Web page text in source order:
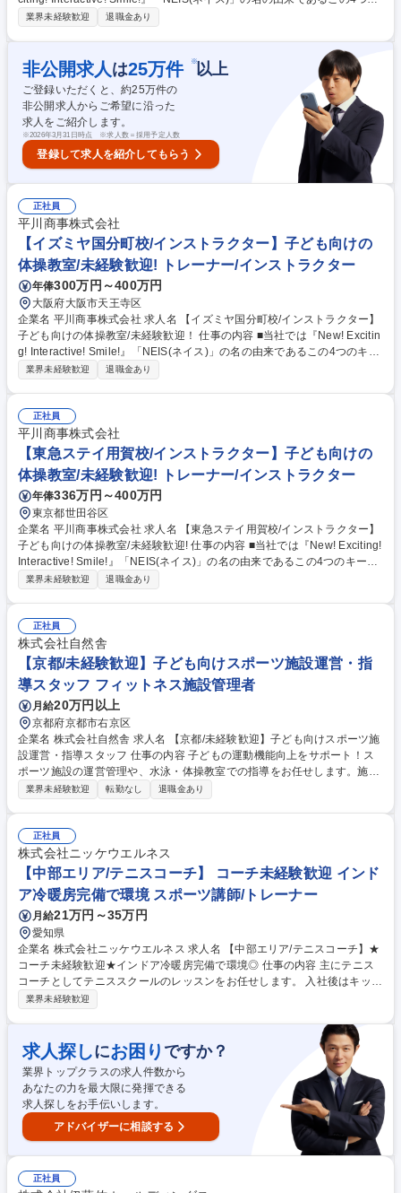
キーワードを合言葉に、心と体の健康作りのお手伝いをしております。
教室の運営・管理 ■スタッフの管理や人材育成 ★幼児から小学生までの児
童をメインとした体操教室で、指導から教室運営まで幅広く活躍すること
ができます。ネイス本部の研修プログラムがあるので、未経験の方でも無
理なく業務が覚えられる環境です。 募集職種 【フレンドタウン深江橋校/
インストラクター】子ども向けの体操教室/未経験歓迎
業界未経験歓迎 退職金あり
非公開求人 は25万件 ※以上
ご登録いただくと、約25万件の
非公開求人からご希望に沿った
求人をご紹介します。
※2026年3月31日時点 ※求人数＝採用予定人数
登録して求人を紹介してもらう
正社員
平川商事株式会社
【イズミヤ国分町校/インストラクター】子ども向けの
体操教室/未経験歓迎! トレーナー/インストラクター
年俸300万円～400万円
大阪府大阪市天王寺区
企業名 平川商事株式会社 求人名 【イズミヤ国分町校/インストラクター】
子ども向けの体操教室/未経験歓迎！ 仕事の内容 ■当社では『New! Excitin
g! Interactive! Smile!』「NEIS(ネイス)」の名の由来であるこの4つのキー
ワードを合言葉に、心と体の健康作りのお手伝いをしております。 【具体
インとした体操教室で、指導から教室運営まで幅広く活躍することができ
ます。ネイス本部の研修プログラムがあるので、未経験の方でも無理なく
業務が覚えられる環境です。 募集職種 【イズミヤ国分町校/インストラク
ター】子ども向けの体操教室/未経験歓迎！
業界未経験歓迎 退職金あり
正社員
平川商事株式会社
【東急ステイ用賀校/インストラクター】子ども向けの
体操教室/未経験歓迎! トレーナー/インストラクター
年俸336万円～400万円
東京都世田谷区
企業名 平川商事株式会社 求人名 【東急ステイ用賀校/インストラクター】
子ども向けの体操教室/未経験歓迎! 仕事の内容 ■当社では『New! Exciting!
Interactive! Smile!』「NEIS(ネイス)」の名の由来であるこの4つのキーワ
ードを合言葉に、心と体の健康作りのお手伝いをしております！ 【具体的
ンとした体操教室で、指導から教室運営まで幅広く活躍することができま
す。ネイス本部の研修プログラムがあるので、未経験の方でも無理なく業
務が覚えられる環境です。 募集職種 【東急ステイ用賀校/インストラクタ
ー】子ども向けの体操教室/未経験歓迎!
業界未経験歓迎 退職金あり
正社員
株式会社自然舎
【京都/未経験歓迎】子ども向けスポーツ施設運営・指
導スタッフ フィットネス施設管理者
月給20万円以上
京都府京都市右京区
企業名 株式会社自然舎 求人名 【京都/未経験歓迎】子ども向けスポーツ施
設運営・指導スタッフ 仕事の内容 子どもの運動機能向上をサポート！ス
ポーツ施設の運営管理や、水泳・体操教室での指導をお任せします。施設
の立ち上げ業務（水質管理等）から、お客様が安全に楽しめる環境づくり
を丁寧にサポート。ゆくゆくは体操教室（マット・跳び箱・鉄棒）の指
導・補助もお任せします。子どもたちの「できた！」の瞬間を一番近くで
応援できる仕事です。 【業務内容変更の範囲】変更なし 募集職種 【京都/
未経験歓迎】子ども向けスポーツ施設運営・指導スタッフ
業界未経験歓迎 転勤なし 退職金あり
正社員
株式会社ニッケウエルネス
【中部エリア/テニスコーチ】 コーチ未経験歓迎 インド
ア冷暖房完備で環境 スポーツ講師/トレーナー
月給21万円～35万円
愛知県
企業名 株式会社ニッケウエルネス 求人名 【中部エリア/テニスコーチ】★
コーチ未経験歓迎★インドア冷暖房完備で環境◎ 仕事の内容 主にテニス
コーチとしてテニススクールのレッスンをお任せします。 入社後はキッズ
＆ジュニア/一般コースの初級クラスやアシスタントとして実戦経験を積ん
は・・・】 ■レッスン業務：幼稚園児～主婦・サラリーマン・年配の方ま
で様々な方のレッスンを行い、実力次第で上級クラスをお任せすることも
あります！ 【その他】 ■テニスレッスンに関わる業務全般■物販■イベント
企画■スクール生の管理などスクールを盛り立てていくお仕事になりま
す！ 募集職種 【中部エリア/テニスコーチ】★コーチ未経験歓迎★インド
ア冷暖房完備で環境◎
業界未経験歓迎
求人探しにお困り ですか？
業界トップクラスの求人件数から
あなたの力を最大限に発揮できる
求人探しをお手伝いします。
アドバイザーに相談する
正社員